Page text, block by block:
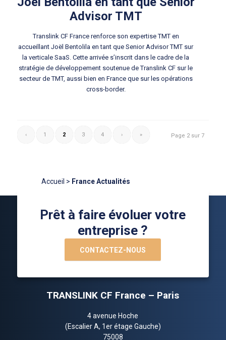
Advisor TMT
Translink CF France renforce son expertise TMT en
accueillant Joël Bentolila en tant que Senior Advisor TMT sur
la verticale SaaS. Cette arrivée s’inscrit dans le cadre de la
stratégie de développement soutenue de Translink CF sur le
secteur de TMT, aussi bien en France que sur les opérations
cross-border.
Page 2 sur 7
‹ 1 2 3 4 › »
Accueil > France Actualités
Prêt à faire évoluer votre
entreprise ?
CONTACTEZ-NOUS
TRANSLINK CF France – Paris
4 avenue Hoche
(Escalier A, 1er étage Gauche)
75008